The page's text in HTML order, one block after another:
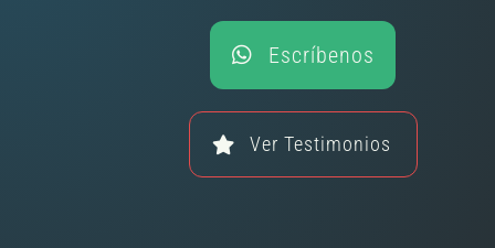
Escríbenos
Ver Testimonios